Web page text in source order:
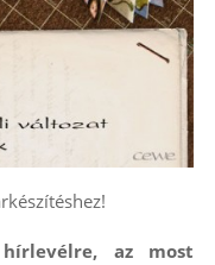
az most